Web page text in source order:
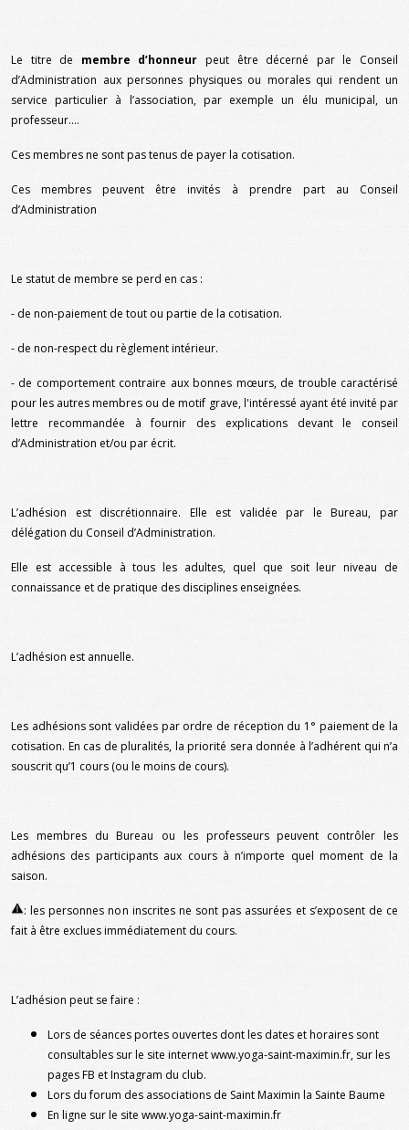
Le titre de membre d’honneur peut être décerné par le Conseil
d’Administration aux personnes physiques ou morales qui rendent un
service particulier à l’association, par exemple un élu municipal, un
professeur….
Ces membres ne sont pas tenus de payer la cotisation.
Ces membres peuvent être invités à prendre part au Conseil
d’Administration
Le statut de membre se perd en cas :
- de non-paiement de tout ou partie de la cotisation.
- de non-respect du règlement intérieur.
- de comportement contraire aux bonnes mœurs, de trouble caractérisé
pour les autres membres ou de motif grave,l'intéressé ayant été invité par
lettre recommandée à fournir des explications devant le conseil
d’Administration et/ou par écrit.
L’adhésion est discrétionnaire. Elle est validée par le Bureau, par
délégation du Conseil d’Administration.
Elle est accessible à tous les adultes, quel que soit leur niveau de
connaissance et de pratique des disciplines enseignées.
L’adhésion est annuelle.
Les adhésions sont validées par ordre de réception du 1° paiement de la
cotisation. En cas de pluralités, la priorité sera donnée à l’adhérent qui n’a
souscrit qu’1 cours (ou le moins de cours).
Les membres du Bureau ou les professeurs peuvent contrôler les
adhésions des participants aux cours à n’importe quel moment de la
saison.
: les personnes non inscrites ne sont pas assurées et s’exposent de ce
fait à être exclues immédiatement du cours.
L’adhésion peut se faire :
Lors de séances portes ouvertes dont les dates et horaires sont
consultables sur le site internetwww.yoga-saint-maximin.fr, sur les
pages FB et Instagram du club.
Lors du forum des associations de Saint Maximin la Sainte Baume
En ligne sur le site www.yoga-saint-maximin.fr